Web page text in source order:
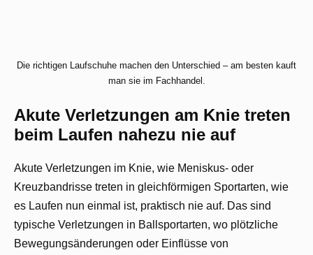
Die richtigen Laufschuhe machen den Unterschied – am besten kauft
man sie im Fachhandel.
Akute Verletzungen am Knie treten
beim Laufen nahezu nie auf
Akute Verletzungen im Knie, wie Meniskus- oder
Kreuzbandrisse treten in gleichförmigen Sportarten, wie
es Laufen nun einmal ist, praktisch nie auf. Das sind
typische Verletzungen in Ballsportarten, wo plötzliche
Bewegungsänderungen oder Einflüsse von